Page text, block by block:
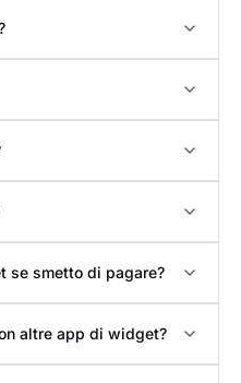
se smetto di pagare?
altre app di widget?